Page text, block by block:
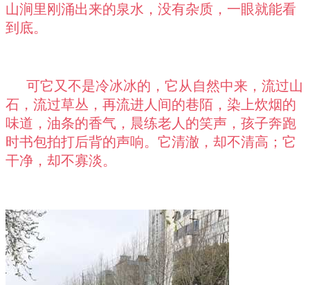
山涧里刚涌出来的泉水，没有杂质，一眼就能看
到底。
可它又不是冷冰冰的，它从自然中来，流过山
石，流过草丛，再流进人间的巷陌，染上炊烟的
味道，油条的香气，晨练老人的笑声，孩子奔跑
时书包拍打后背的声响。它清澈，却不清高；它
干净，却不寡淡。